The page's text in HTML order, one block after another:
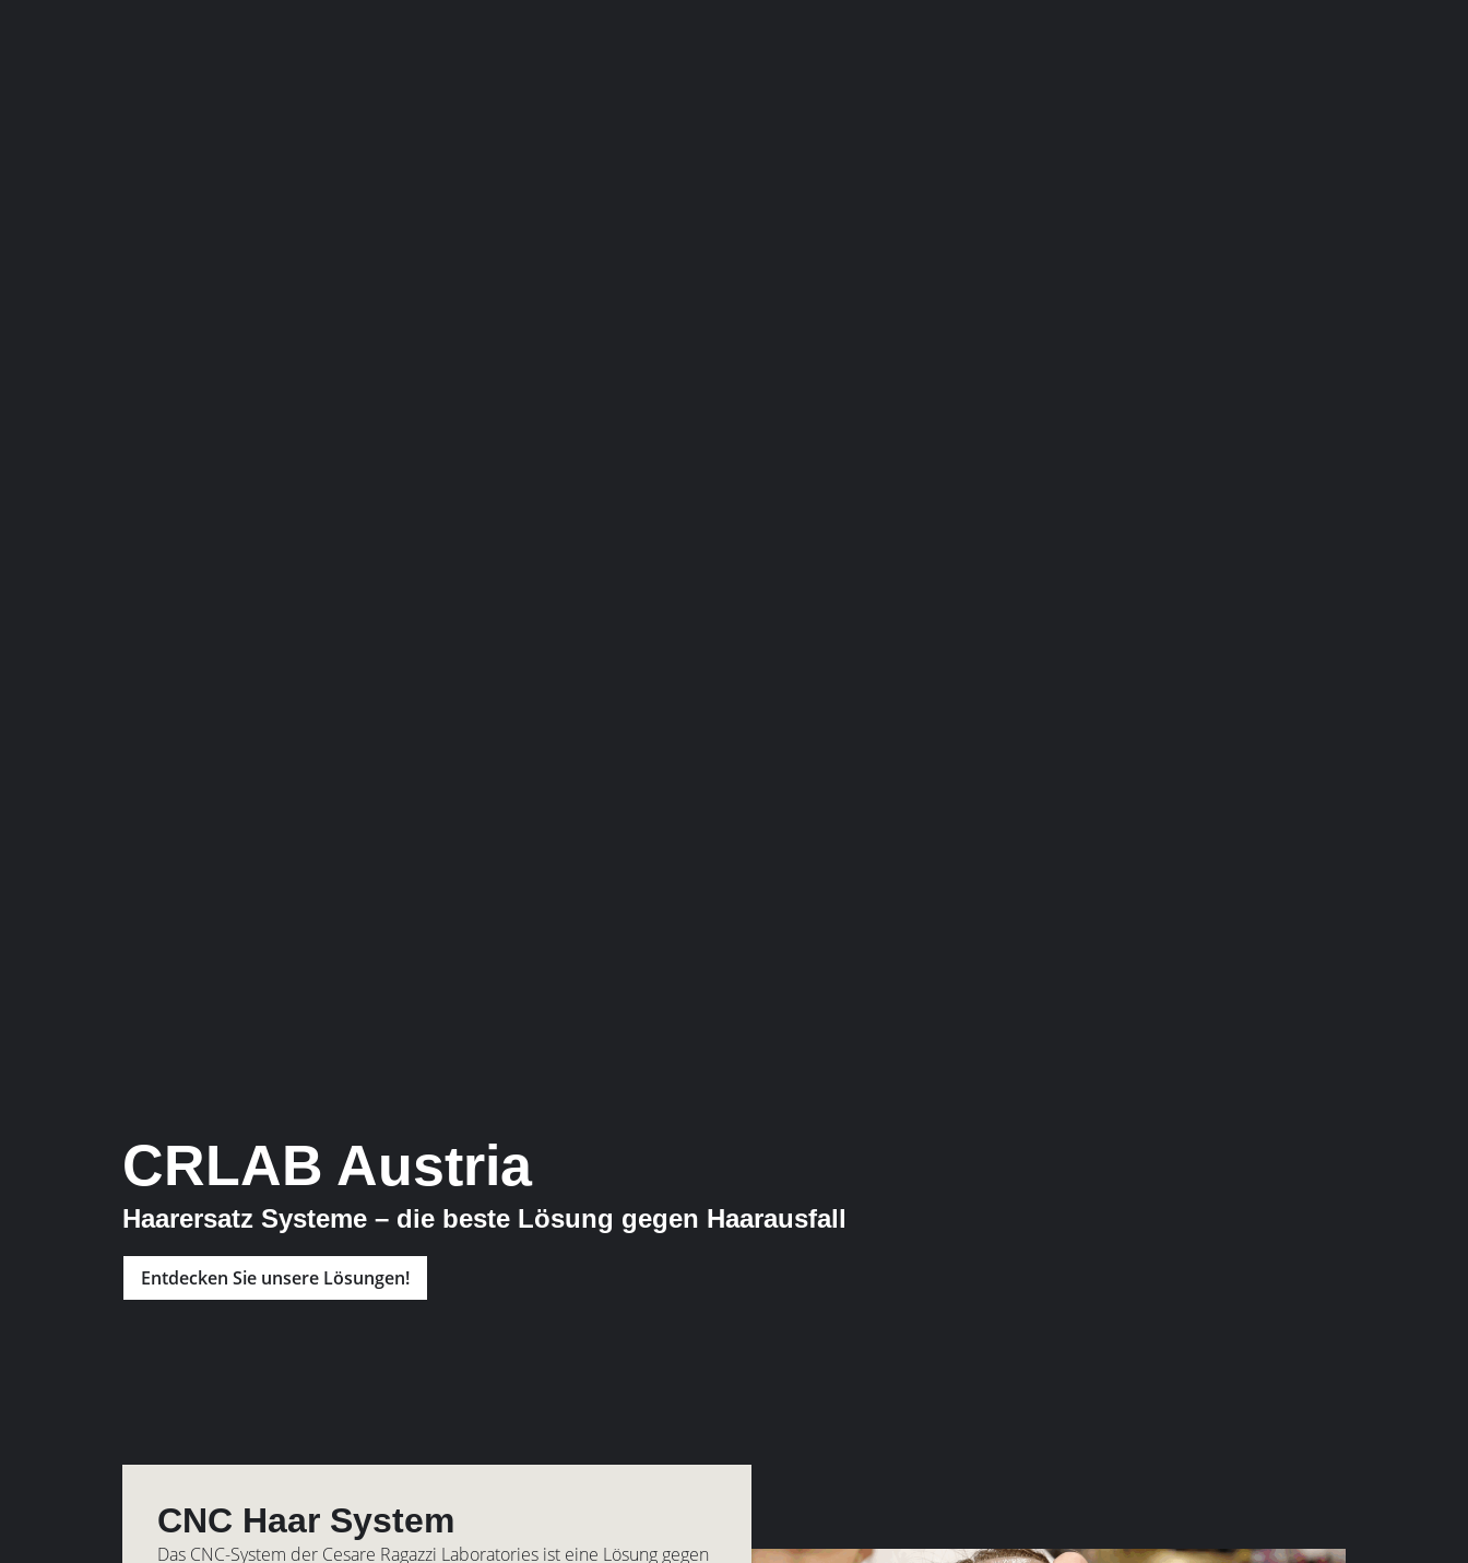
CRLAB Austria
Haarersatz Systeme – die beste Lösung gegen Haarausfall
Entdecken Sie unsere Lösungen!
CNC Haar System
Das CNC-System der Cesare Ragazzi Laboratories ist eine Lösung gegen